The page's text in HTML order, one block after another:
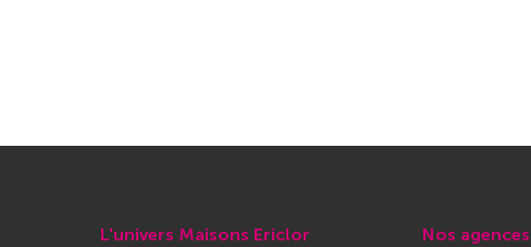
L'univers Maisons Ericlor
Nos agences